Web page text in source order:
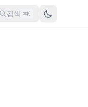
검색 ⌘K